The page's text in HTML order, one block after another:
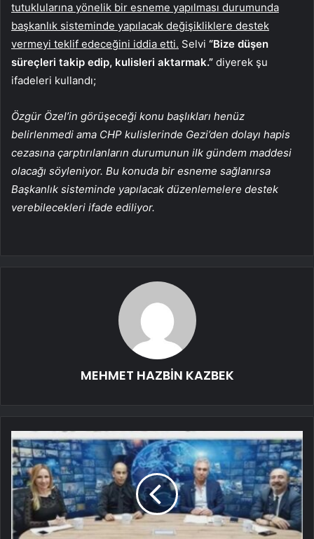
tutuklularına yönelik bir esneme yapılması durumunda
başkanlık sisteminde yapılacak değişikliklere destek
vermeyi teklif edeceğini iddia etti. Selvi “Bize düşen
süreçleri takip edip, kulisleri aktarmak.” diyerek şu
ifadeleri kullandı;
Özgür Özel’in görüşeceği konu başlıkları henüz
belirlenmedi ama CHP kulislerinde Gezi’den dolayı hapis
cezasına çarptırılanların durumunun ilk gündem maddesi
olacağı söyleniyor. Bu konuda bir esneme sağlanırsa
Başkanlık sisteminde yapılacak düzenlemelere destek
verebilecekleri ifade ediliyor.
MEHMET HAZBİN KAZBEK